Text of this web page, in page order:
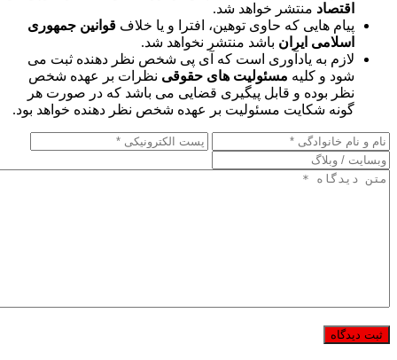
اقتصاد منتشر خواهد شد.
پیام هایی که حاوی توهین، افترا و یا خلاف قوانین جمهوری
اسلامی ایران باشد منتشر نخواهد شد.
لازم به یادآوری است که آی پی شخص نظر دهنده ثبت می
شود و کلیه مسئولیت های حقوقی نظرات بر عهده شخص
نظر بوده و قابل پیگیری قضایی می باشد که در صورت هر
گونه شکایت مسئولیت بر عهده شخص نظر دهنده خواهد بود.